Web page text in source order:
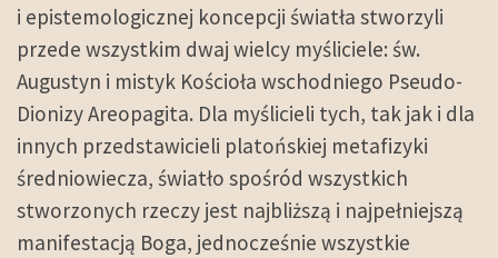
i epistemologicznej koncepcji światła stworzyli
przede wszystkim dwaj wielcy myśliciele: św.
Augustyn i mistyk Kościoła wschodniego Pseudo-
Dionizy Areopagita. Dla myślicieli tych, tak jak i dla
innych przedstawicieli platońskiej metafizyki
średniowiecza, światło spośród wszystkich
stworzonych rzeczy jest najbliższą i najpełniejszą
manifestacją Boga, jednocześnie wszystkie